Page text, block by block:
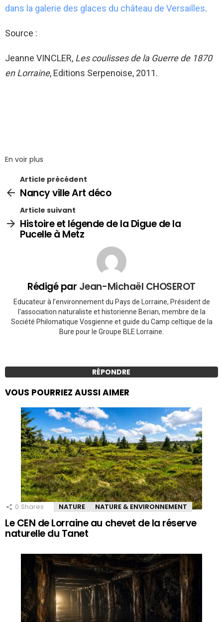
dans la galerie des glaces du château de Versailles.
Source :
Jeanne VINCLER, Les coulisses de la Guerre de 1870
en Lorraine, Editions Serpenoise, 2011.
En voir plus
Article précédent
Nancy ville Art déco
Article suivant
Histoire et légende de la Digue de la
Pucelle à Metz
Rédigé par Jean-Michaël CHOSEROT
Educateur à l’environnement du Pays de Lorraine, Président de
l'association naturaliste et historienne Berian, membre de la
Société Philomatique Vosgienne et guide du Camp celtique de la
Bure pour le Groupe BLE Lorraine.
RÉPONDRE
VOUS POURRIEZ AUSSI AIMER
0 Shares NATURE NATURE & ENVIRONNEMENT
Le CEN de Lorraine au chevet de la réserve
naturelle du Tanet